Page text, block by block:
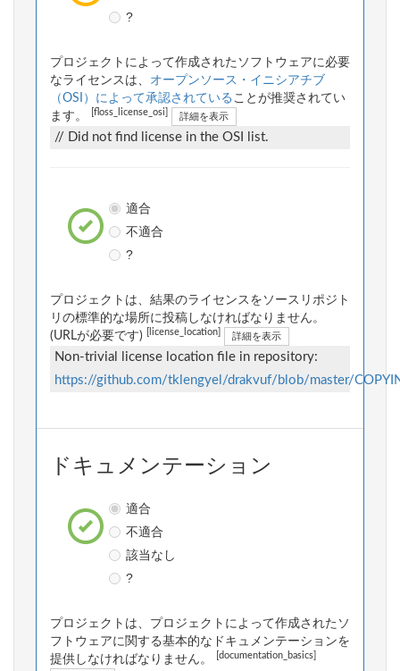
?
プロジェクトによって作成されたソフトウェアに必要
なライセンスは、 オープンソース・イニシアチブ
（OSI）によって承認されている ことが推奨されてい
ます。
[floss_license_osi] 詳細を表示
// Did not find license in the OSI list.
適合
不適合
?
プロジェクトは、結果のライセンスをソースリポジト
リの標準的な場所に投稿しなければなりません。
(URLが必要です)
[license_location] 詳細を表示
Non-trivial license location file in repository:
https://github.com/tklengyel/drakvuf/blob/master/
ドキュメンテーション
適合
不適合
該当なし
?
プロジェクトは、プロジェクトによって作成されたソ
フトウェアに関する基本的なドキュメンテーションを
提供しなければなりません。
[documentation_basics]